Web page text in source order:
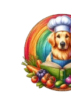
conteúdo